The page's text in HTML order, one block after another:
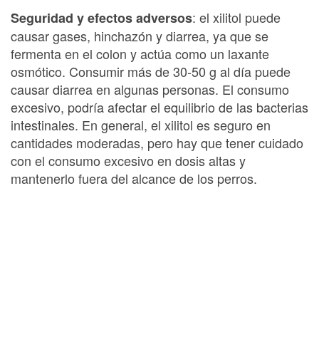
Seguridad y efectos adversos: el xilitol puede
causar gases, hinchazón y diarrea, ya que se
fermenta en el colon y actúa como un laxante
osmótico. Consumir más de 30-50 g al día puede
causar diarrea en algunas personas. El consumo
excesivo, podría afectar el equilibrio de las bacterias
intestinales. En general, el xilitol es seguro en
cantidades moderadas, pero hay que tener cuidado
con el consumo excesivo en dosis altas y
mantenerlo fuera del alcance de los perros.